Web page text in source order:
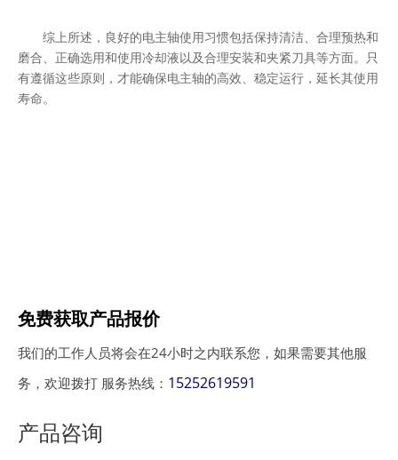
综上所述，良好的电主轴使用习惯包括保持清洁、合理预热和
磨合、正确选用和使用冷却液以及合理安装和夹紧刀具等方面。只
有遵循这些原则，才能确保电主轴的高效、稳定运行，延长其使用
寿命。
免费获取产品报价
我们的工作人员将会在24小时之内联系您，如果需要其他服
务，欢迎拨打 服务热线： 15252619591
产品咨询